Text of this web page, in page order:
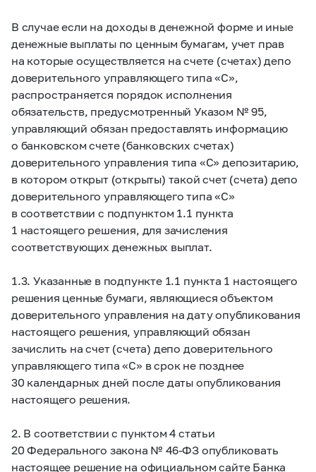
В случае если на доходы в денежной форме и иные
денежные выплаты по ценным бумагам, учет прав
на которые осуществляется на счете (счетах) депо
доверительного управляющего типа «С»,
распространяется порядок исполнения
обязательств, предусмотренный Указом № 95,
управляющий обязан предоставлять информацию
о банковском счете (банковских счетах)
доверительного управления типа «С» депозитарию,
в котором открыт (открыты) такой счет (счета) депо
доверительного управляющего типа «С»
в соответствии с подпунктом 1.1 пункта
1 настоящего решения, для зачисления
соответствующих денежных выплат.
1.3. Указанные в подпункте 1.1 пункта 1 настоящего
решения ценные бумаги, являющиеся объектом
доверительного управления на дату опубликования
настоящего решения, управляющий обязан
зачислить на счет (счета) депо доверительного
управляющего типа «С» в срок не позднее
30 календарных дней после даты опубликования
настоящего решения.
2. В соответствии с пунктом 4 статьи
20 Федерального закона №46-ФЗ опубликовать
настоящее решение на официальном сайте Банка